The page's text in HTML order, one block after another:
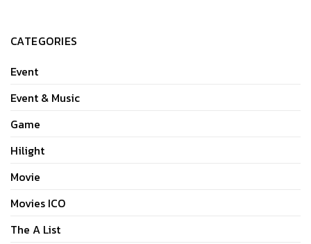
CATEGORIES
Event
Event & Music
Game
Hilight
Movie
Movies ICO
The A List